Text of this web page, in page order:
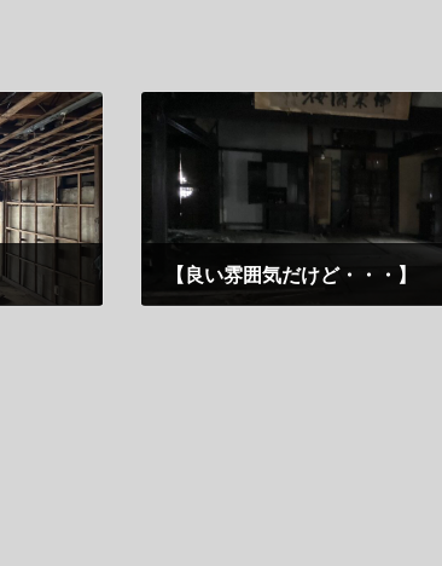
【良い雰囲気だけど・・・】